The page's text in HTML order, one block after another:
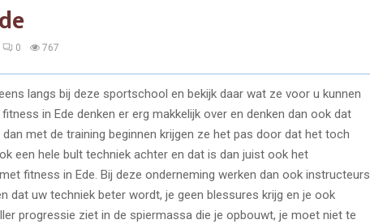
0 767
langs bij deze sportschool en bekijk daar wat ze voor u kunnen
in Ede denken er erg makkelijk over en denken dan ook dat
met de training beginnen krijgen ze het pas door dat het toch
een hele bult techniek achter en dat is dan juist ook het
fitness in Ede. Bij deze onderneming werken dan ook instructeurs
dat uw techniek beter wordt, je geen blessures krijg en je ook
progressie ziet in de spiermassa die je opbouwt, je moet niet te